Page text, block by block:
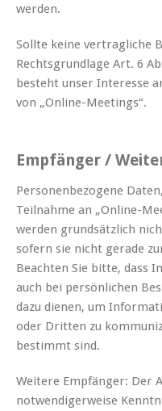
werden.
Sollte keine vertragliche
Rechtsgrundlage Art. 6
besteht unser Interesse
von „Online-Meetings“.
Empfänger /
Personenbezogene
Teilnahme an „Online-
werden grundsätzlich
sofern sie nicht gerade
Beachten Sie bitte, dass
auch bei persönlichen
dazu dienen, um
oder Dritten zu
bestimmt sind.
Weitere Empfänger: Der
notwendigerweise